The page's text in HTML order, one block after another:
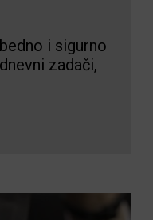
i sigurno
zadači,